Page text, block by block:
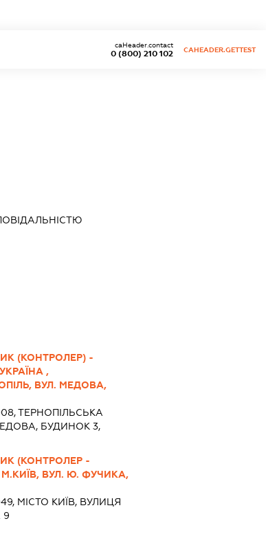
0 (800) 210 102
caHeader.contact
CAHEADER.GETTEST
(КОНТРОЛЕР) -
,
ВУЛ. МЕДОВА,
ТЕРНОПІЛЬСЬКА
БУДИНОК 3,
(КОНТРОЛЕР -
ВУЛ. Ю. ФУЧИКА,
МІСТО КИЇВ, ВУЛИЦЯ
9